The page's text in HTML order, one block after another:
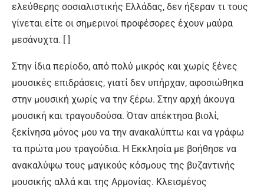
ελεύθερης σοσιαλιστικής Ελλάδας, δεν ήξεραν τι τους
γίνεται είτε οι σημερινοί προφέσορες έχουν μαύρα
μεσάνυχτα. [ ]
Στην ίδια περίοδο, από πολύ μικρός και χωρίς ξένες
μουσικές επιδράσεις, γιατί δεν υπήρχαν, αφοσιώθηκα
στην μουσική χωρίς να την ξέρω. Στην αρχή άκουγα
μουσική και τραγουδούσα. Όταν απέκτησα βιολί,
ξεκίνησα μόνος μου να την ανακαλύπτω και να γράφω
τα πρώτα μου τραγούδια. Η Εκκλησία με βοήθησε να
ανακαλύψω τους μαγικούς κόσμους της βυζαντινής
μουσικής αλλά και της Αρμονίας. Κλεισμένος